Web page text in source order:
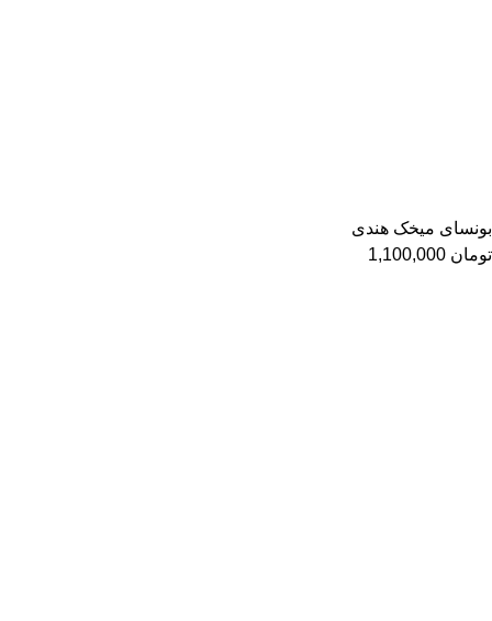
بونسای میخک هندی
تومان